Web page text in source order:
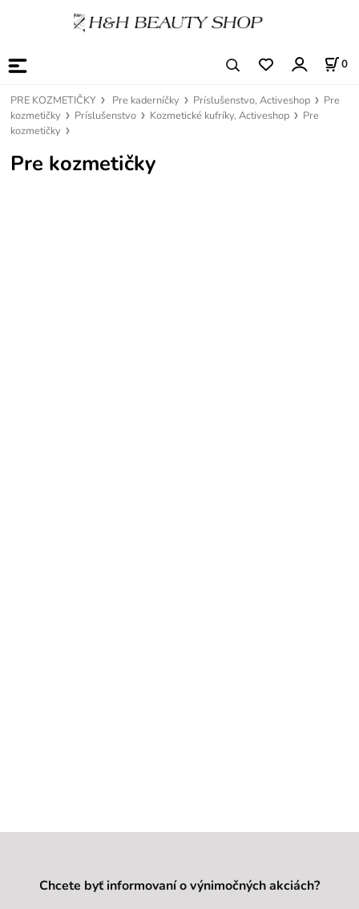
0
PRE KOZMETIČKY Pre kaderníčky Príslušenstvo, Activeshop
Pre
kozmetičky
Príslušenstvo Kozmetické kufríky, Activeshop
Pre
kozmetičky
Pre kozmetičky
Chcete byť informovaní o výnimočných akciách?